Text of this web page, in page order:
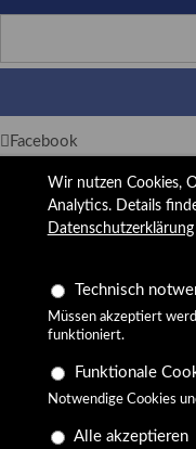
Wir nutzen Cookies,
Analytics. Details
Datenschutzerklärung
Technisch
Müssen akzeptiert
funktioniert.
Funktionale
Notwendige Cookies
Alle akzeptieren
Facebook